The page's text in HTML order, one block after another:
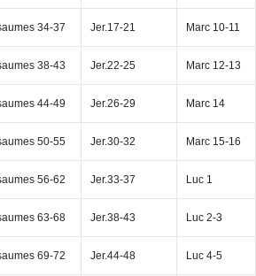
34-37 Jer.17-21 Marc 10-11
38-43 Jer.22-25 Marc 12-13
44-49 Jer.26-29 Marc 14
50-55 Jer.30-32 Marc 15-16
56-62 Jer.33-37 Luc 1
63-68 Jer.38-43 Luc 2-3
69-72 Jer.44-48 Luc 4-5